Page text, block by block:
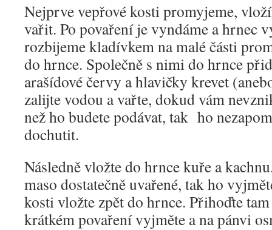
Nejprve vepřové kosti promyjeme,
vařit. Po povaření je vyndáme a hrnec
rozbijeme kladívkem na malé části
do hrnce. Společně s nimi do hrnce
arašídové červy a hlavičky krevet
zalijte vodou a vařte, dokud vám
než ho budete podávat, tak ho
dochutit.
Následně vložte do hrnce kuře a
maso dostatečně uvařené, tak ho
kosti vložte zpět do hrnce. Přihoďte
krátkém povaření vyjměte a na pánvi